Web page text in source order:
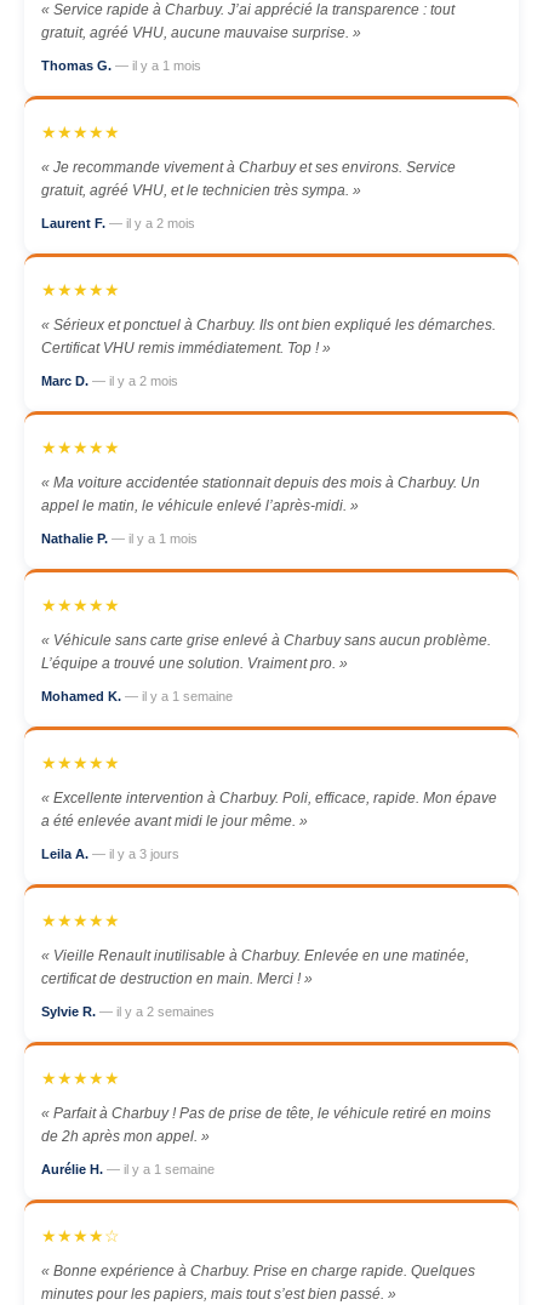
« Service rapide à Charbuy. J’ai apprécié la transparence : tout
gratuit, agréé VHU, aucune mauvaise surprise. »
Thomas G. — il y a 1 mois
★★★★★
« Je recommande vivement à Charbuy et ses environs. Service
gratuit, agréé VHU, et le technicien très sympa. »
Laurent F. — il y a 2 mois
★★★★★
« Sérieux et ponctuel à Charbuy. Ils ont bien expliqué les démarches.
Certificat VHU remis immédiatement. Top ! »
Marc D. — il y a 2 mois
★★★★★
« Ma voiture accidentée stationnait depuis des mois à Charbuy. Un
appel le matin, le véhicule enlevé l’après-midi. »
Nathalie P. — il y a 1 mois
★★★★★
« Véhicule sans carte grise enlevé à Charbuy sans aucun problème.
L’équipe a trouvé une solution. Vraiment pro. »
Mohamed K. — il y a 1 semaine
★★★★★
« Excellente intervention à Charbuy. Poli, efficace, rapide. Mon épave
a été enlevée avant midi le jour même. »
Leila A. — il y a 3 jours
★★★★★
« Vieille Renault inutilisable à Charbuy. Enlevée en une matinée,
certificat de destruction en main. Merci ! »
Sylvie R. — il y a 2 semaines
★★★★★
« Parfait à Charbuy ! Pas de prise de tête, le véhicule retiré en moins
de 2h après mon appel. »
Aurélie H. — il y a 1 semaine
★★★★☆
« Bonne expérience à Charbuy. Prise en charge rapide. Quelques
minutes pour les papiers, mais tout s’est bien passé. »